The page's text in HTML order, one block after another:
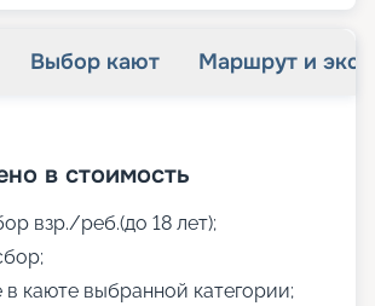
Выбор кают Маршрут и
в стоимость
взр./реб.(до 18 лет);
каюте выбранной категории;